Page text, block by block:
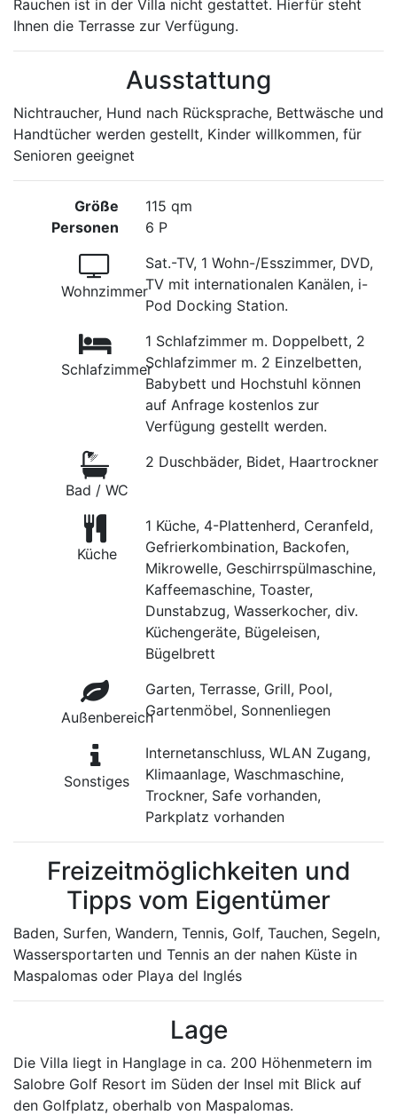
Rauchen ist in der Villa nicht gestattet. Hierfür steht
Ihnen die Terrasse zur Verfügung.
Ausstattung
Nichtraucher, Hund nach Rücksprache, Bettwäsche und
Handtücher werden gestellt, Kinder willkommen, für
Senioren geeignet
Größe
Personen
115 qm
6 P
Wohnzimmer
Sat.-TV, 1 Wohn-/Esszimmer, DVD,
TV mit internationalen Kanälen, i-
Pod Docking Station.
Schlafzimmer
1 Schlafzimmer m. Doppelbett, 2
Schlafzimmer m. 2 Einzelbetten,
Babybett und Hochstuhl können
auf Anfrage kostenlos zur
Verfügung gestellt werden.
Bad / WC
2 Duschbäder, Bidet, Haartrockner
Küche
1 Küche, 4-Plattenherd, Ceranfeld,
Gefrierkombination, Backofen,
Mikrowelle, Geschirrspülmaschine,
Kaffeemaschine, Toaster,
Dunstabzug, Wasserkocher, div.
Küchengeräte, Bügeleisen,
Bügelbrett
Außenbereich
Garten, Terrasse, Grill, Pool,
Gartenmöbel, Sonnenliegen
Sonstiges
Internetanschluss, WLAN Zugang,
Klimaanlage, Waschmaschine,
Trockner, Safe vorhanden,
Parkplatz vorhanden
Freizeitmöglichkeiten und
Tipps vom Eigentümer
Baden, Surfen, Wandern, Tennis, Golf, Tauchen, Segeln,
Wassersportarten und Tennis an der nahen Küste in
Maspalomas oder Playa del Inglés
Lage
Die Villa liegt in Hanglage in ca. 200 Höhenmetern im
Salobre Golf Resort im Süden der Insel mit Blick auf
den Golfplatz, oberhalb von Maspalomas.